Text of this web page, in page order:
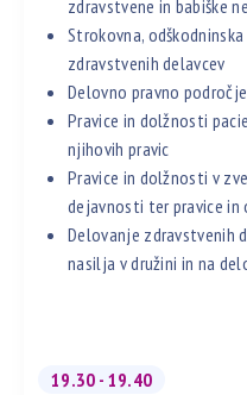
zdravstvene in babiške
Strokovna,
zdravstvenih delavcev
Delovno pravno področje
Pravice in dolžnosti
njihovih pravic
Pravice in dolžnosti v
dejavnosti ter pravice in
Delovanje zdravstvenih
nasilja v družini in na
19.30 - 19.40